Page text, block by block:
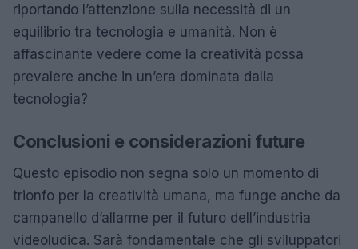
riportando l’attenzione sulla necessità di un
equilibrio tra tecnologia e umanità. Non è
affascinante vedere come la creatività possa
prevalere anche in un’era dominata dalla
tecnologia?
Conclusioni e considerazioni future
Questo episodio non segna solo un momento di
trionfo per la creatività umana, ma funge anche da
campanello d’allarme per il futuro dell’industria
videoludica. Sarà fondamentale che gli sviluppatori